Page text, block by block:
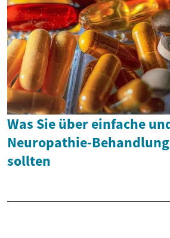
Was Sie über einfache
Neuropathie-
sollten